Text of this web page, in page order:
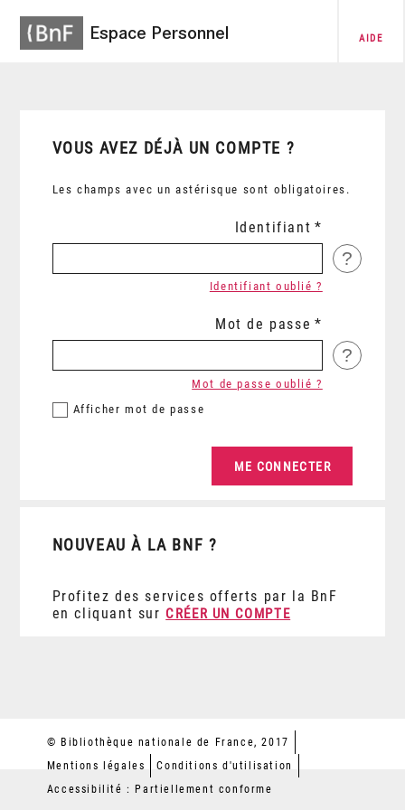
Espace Personnel AIDE
VOUS AVEZ DÉJÀ UN COMPTE ?
Les champs avec un astérisque sont obligatoires.
Identifiant
?
Identifiant oublié ?
Mot de passe
?
Afficher mot de passe
Mot de passe oublié ?
NOUVEAU À LA BNF ?
Profitez des services offerts par la BnF
en cliquant sur CRÉER UN COMPTE
© Bibliothèque nationale de France, 2017
Mentions légales
Conditions d'utilisation
Accessibilité : Partiellement conforme